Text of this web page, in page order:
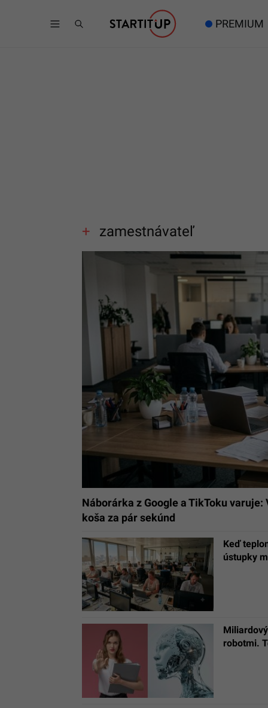
PREMIUM
zamestnávateľ
Náborárka z Google a TikToku
koša za pár sekúnd
Keď
ústupky
robotmi.